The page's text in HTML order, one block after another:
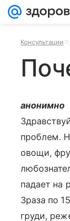
Консультации
анонимно
проблем.
овощи,
падает на
3раза по
груди,